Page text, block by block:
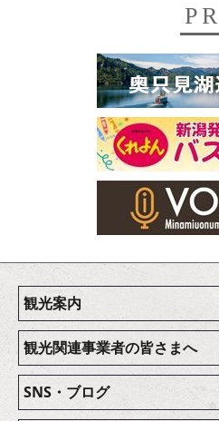
PR
観光案内
観光関連事業者の皆さまへ
SNS・ブログ